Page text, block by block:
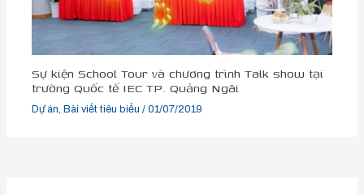
Sự kiện School Tour và chương trình Talk show tại
trường Quốc tế IEC TP. Quảng Ngãi
Dự án ,Bài viết tiêu biểu /01/07/2019